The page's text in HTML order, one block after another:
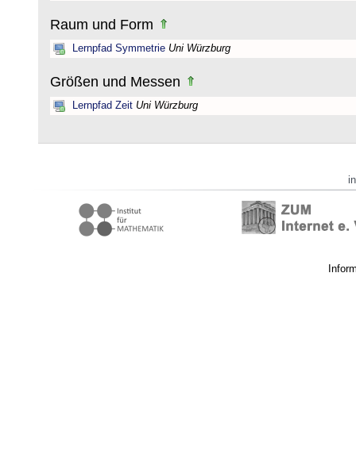
Raum und Form
Lernpfad Symmetrie Uni Würzburg
Größen und Messen
Lernpfad Zeit Uni Würzburg